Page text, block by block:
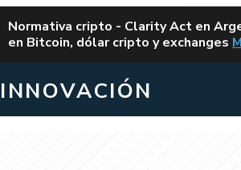
ALERTA
Normativa cripto - Clarity Act en
en Bitcoin, dólar cripto y exchanges
INNOVACIÓN